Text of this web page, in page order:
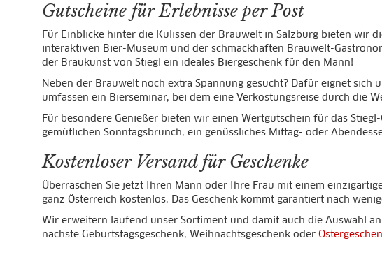
Gutscheine für Erlebnisse per Post
Für Einblicke hinter die Kulissen der Brauwelt in Salzburg bieten wir
interaktiven Bier-Museum und der schmackhaften Brauwelt-
der Braukunst von Stiegl ein ideales Biergeschenk für den Mann!
Neben der Brauwelt noch extra Spannung gesucht? Dafür eignet
umfassen ein Bierseminar, bei dem eine Verkostungsreise durch die
Für besondere Genießer bieten wir einen Wertgutschein für das
gemütlichen Sonntagsbrunch, ein genüssliches Mittag- oder
Kostenloser Versand für Geschenke
Überraschen Sie jetzt Ihren Mann oder Ihre Frau mit einem
ganz Österreich kostenlos. Das Geschenk kommt garantiert nach
Wir erweitern laufend unser Sortiment und damit auch die Auswahl
nächste Geburtstagsgeschenk, Weihnachtsgeschenk oder